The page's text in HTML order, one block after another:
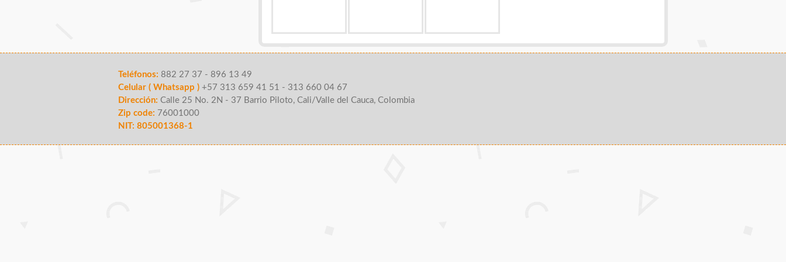
Teléfonos: 882 27 37 - 896 13 49
Celular ( Whatsapp ) +57 313 659 41 51 - 313 660 04 67
Dirección: Calle 25 No. 2N - 37 Barrio Piloto, Cali/Valle del Cauca, Colombia
Zip code: 76001000
NIT: 805001368-1